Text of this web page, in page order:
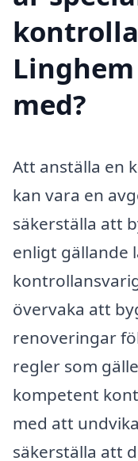
med?
Att anställa en
kan vara en
säkerställa att
enligt gällande
övervaka att
renoveringar
regler som
kompetent
med att
säkerställa att